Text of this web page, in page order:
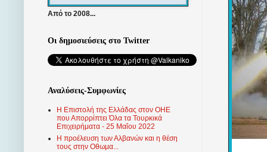
Από το 2008...
Οι δημοσιεύσεις στο Twitter
Αναλύσεις-Συμφωνίες
Η Επιστολή της Ελλάδας στον ΟΗΕ
που Απορρίπτει Όλα τα Τουρκικά
Επιχειρήματα - 25 Μαΐου 2022
Η προέλευση των Αλβανών και η θέση
τους στην Οθωμα...